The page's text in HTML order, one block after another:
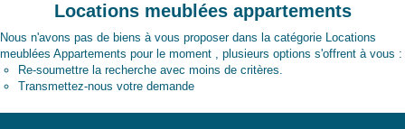
Locations meublées appartements
Nous n'avons pas de biens à vous proposer dans la catégorie Locations
meublées Appartements pour le moment , plusieurs options s'offrent à vous :
Re-soumettre la recherche avec moins de critères.
Transmettez-nous votre demande